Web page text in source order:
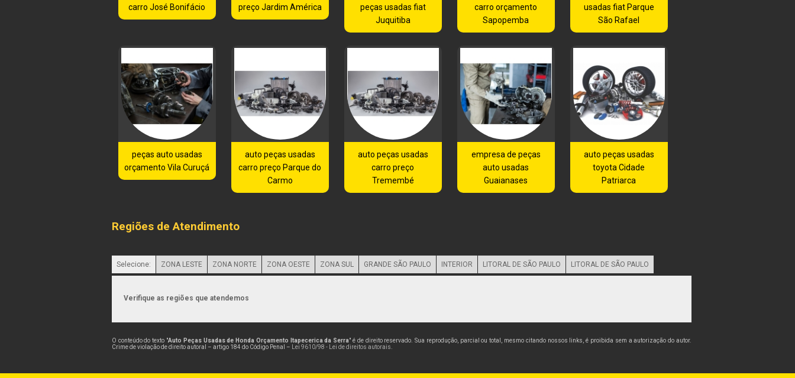
carro José Bonifácio
preço Jardim América
peças usadas fiat
Juquitiba
carro orçamento
Sapopemba
usadas fiat Parque
São Rafael
peças auto usadas
orçamento Vila Curuçá
auto peças usadas
carro preço Parque do
Carmo
auto peças usadas
carro preço
Tremembé
empresa de peças
auto usadas
Guaianases
auto peças usadas
toyota Cidade
Patriarca
Regiões de Atendimento
Selecione: ZONA LESTE ZONA NORTE ZONA OESTE ZONA SUL GRANDE SÃO PAULO INTERIOR LITORAL DE SÃO PAULO LITORAL DE SÃO PAULO
Verifique as regiões que atendemos
O conteúdo do texto "Auto Peças Usadas de Honda Orçamento Itapecerica da Serra" é de direito reservado. Sua reprodução, parcial ou total, mesmo citando nossos links, é proibida sem a autorização do autor.
Crime de violação de direito autoral – artigo 184 do Código Penal –
Lei 9610/98 - Lei de direitos autorais